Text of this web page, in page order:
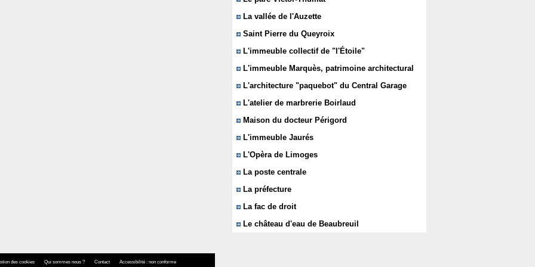
La vallée de l'Auzette
Saint Pierre du Queyroix
L'immeuble collectif de "l'Étoile"
L'immeuble Marquès, patrimoine architectural
L'architecture "paquebot" du Central Garage
L'atelier de marbrerie Boirlaud
Maison du docteur Périgord
L'immeuble Jaurés
L'Opèra de Limoges
La poste centrale
La préfecture
La fac de droit
Le château d'eau de Beaubreuil
des cookies Qui sommes nous ? Contact Accessibilité : non conforme